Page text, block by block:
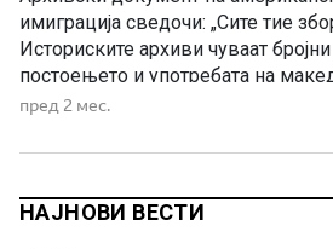
имиграција сведочи: „Сите тие
Историските архиви чуваат
постоењето и употребата на
пред неговата официјална
април 1919 година и е издаден од
Соединетите […]
пред 2 мес.
НАЈНОВИ ВЕСТИ